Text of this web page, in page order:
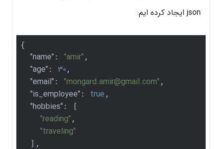
json ایجاد کرده ایم:
{
"name" : "amir" ,
"age" : 30 ,
"email" : "mongard.amir@gmail.com" ,
"is_employee" : true ,
"hobbies" : [
"reading" ,
"traveling"
  ],